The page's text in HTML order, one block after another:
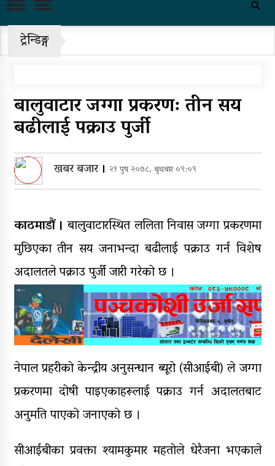
पहिरो र बाढीका कारण देशका विभिन्न
पुन: एमाले-नेकपा सहकार्यमा, प्रदेशको
भागबण्डा यस्तो छ…
आठ लाख २१ हजार घुससहित सिँचाइ
डिभिजन सर्लाहीका प्रमुख र अधिकृत
पक्राउ
मृत्यु, दुई घाइते
घरमाथिबाट पहिरो खसेपछि १३ घरधुरी
स्थानान्तरण
पाँच लाख घुससहित कर अधिकृत
रंगेहात पक्राऊ
ट्रेन्डिङ्ग
बालुवाटार जग्गा प्रकरण: तीन सय
बढीलाई पक्राउ पुर्जी
खबर बजार। २१ पुष २०७८, बुधबार ०९:०९
काठमाडौं । बालुवाटारस्थित ललिता निवास जग्गा प्रकरणमा
मुछिएका तीन सय जनाभन्दा बढीलाई पक्राउ गर्न विशेष
अदालतले पक्राउ पुर्जी जारी गरेको छ ।
नेपाल प्रहरीको केन्द्रीय अनुसन्धान ब्यूरो (सीआईबी) ले जग्गा
प्रकरणमा दोषी पाइएकाहरूलाई पक्राउ गर्न अदालतबाट
अनुमति पाएको जनाएको छ ।
सीआईबीका प्रवक्ता श्यामकुमार महतोले धेरैजना भएकाले